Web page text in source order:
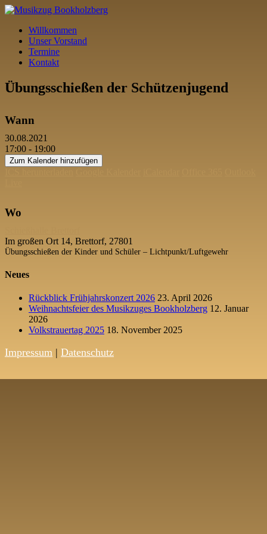
Willkommen
Unser Vorstand
Termine
Kontakt
Übungsschießen der Schützenjugend
Wann
30.08.2021
17:00 - 19:00
Zum Kalender hinzufügen
Wo
Im großen Ort 14, Brettorf, 27801
Übungsschießen der Kinder und Schüler – Lichtpunkt/Luftgewehr
Neues
Rückblick Frühjahrskonzert 2026 23. April 2026
Weihnachtsfeier des Musikzuges Bookholzberg 12. Januar
2026
Volkstrauertag 2025 18. November 2025
Impressum | Datenschutz